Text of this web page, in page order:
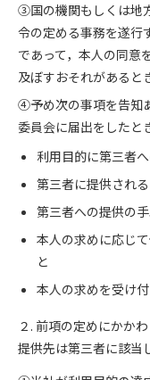
③国の機関もしくは地
令の定める事務を遂行
であって，本人の同意
及ぼすおそれがあると
④予め次の事項を告知
委員会に届出をしたと
利用目的に第三者
第三者に提供され
第三者への提供の
本人の求めに応じ
と
本人の求めを受け
２. 前項の定めにかか
提供先は第三者に該当